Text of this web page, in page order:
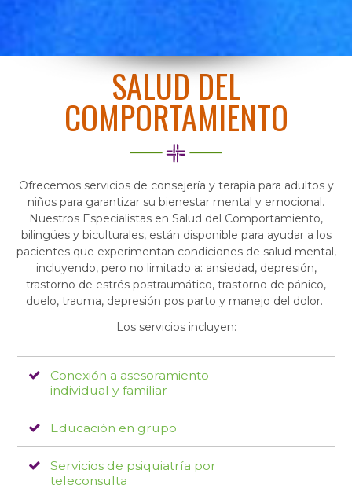
SALUD DEL
COMPORTAMIENTO
Ofrecemos servicios de consejería y terapia para adultos y
niños para garantizar su bienestar mental y emocional.
Nuestros Especialistas en Salud del Comportamiento,
bilingües y biculturales, están disponible para ayudar a los
pacientes que experimentan condiciones de salud mental,
incluyendo, pero no limitado a: ansiedad, depresión,
trastorno de estrés postraumático, trastorno de pánico,
duelo, trauma, depresión pos parto y manejo del dolor.
Los servicios incluyen:
Conexión a asesoramiento
individual y familiar
Educación en grupo
Servicios de psiquiatría por
teleconsulta